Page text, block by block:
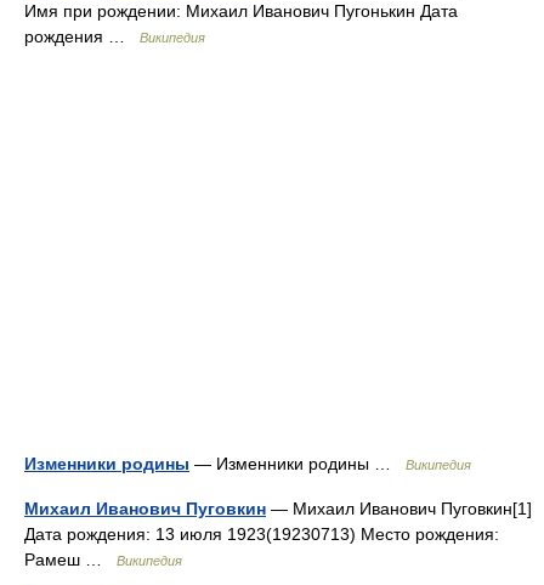
Имя при рождении: Михаил Иванович Пугонькин Дата
рождения …
Википедия
Изменники родины — Изменники родины … Википедия
Михаил Иванович Пуговкин — Михаил Иванович Пуговкин[1]
Дата рождения: 13 июля 1923(19230713) Место рождения:
Рамеш …
Википедия